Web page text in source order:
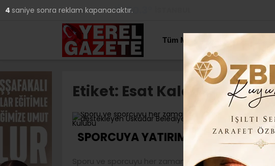
YAZARLAR 30.3
Tüm Manşetler Yerel Haberler
Etiket: Esat Kalay
BAŞKAN
SPORCUYA YATIRIMDA ÖNDE
Sporu ve sporcuyu her zaman destekleyen Üsküdar
4 saniye sonra reklam kapanacaktır.